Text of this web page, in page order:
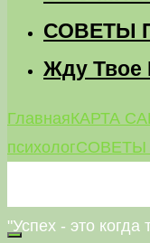
СОВЕТЫ
Жду Твое
ГлавнаяКАРТА
психологСОВЕТЫ
"Успех - это